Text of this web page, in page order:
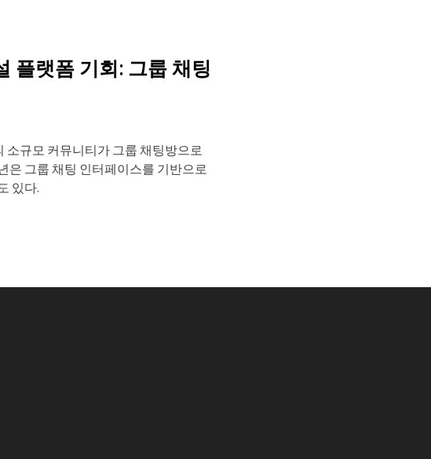
플랫폼 기회: 그룹 채팅
소규모 커뮤니티가 그룹 채팅방으로
은 그룹 채팅 인터페이스를 기반으로
있다.